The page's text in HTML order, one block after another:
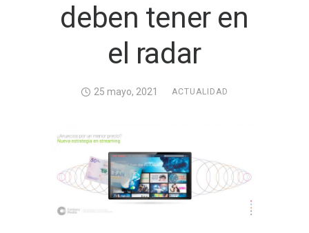
deben tener en
el radar
25 mayo, 2021 ACTUALIDAD